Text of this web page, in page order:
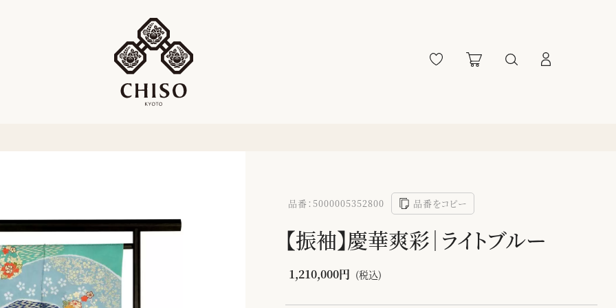
品番：5000005352800 品番をコピー
【振袖】慶華爽彩｜ライトブルー
1,210,000円 (税込)